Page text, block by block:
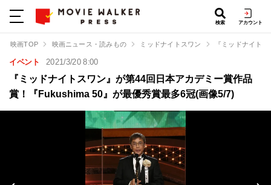
検索 アカウント
映画TOP 映画ニュース・読みもの ミッドナイトスワン 『ミッドナイト
イベント 2021/3/20 8:00
『ミッドナイトスワン』が第44回日本アカデミー賞作品
賞！『Fukushima 50』が最優秀賞最多6冠(画像5/7)